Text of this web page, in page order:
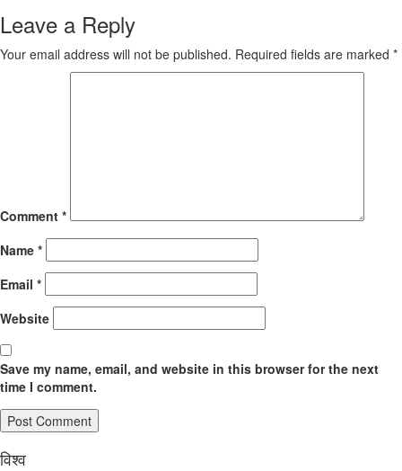
Leave a Reply
Your email address will not be published. Required fields are marked *
Comment *
Name *
Email *
Website
Save my name, email, and website in this browser for the next
time I comment.
विश्व